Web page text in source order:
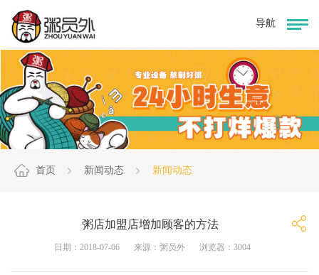
首页 新闻动态 新闻动态
粥店加盟店增加顾客的方法
日期：2018-07-06 来源：粥员外 浏览器：3004